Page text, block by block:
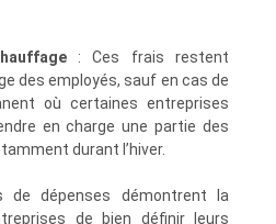
: Ces frais restent
des employés, sauf en cas de
où certaines entreprises
en charge une partie des
durant l’hiver.
de dépenses démontrent la
de bien définir leurs